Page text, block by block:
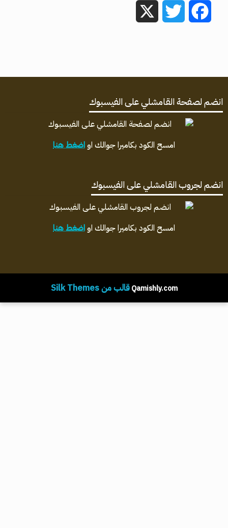
Facebook
Twitter
انضم لصفحة القامشلي على الفيسبوك
امسح الكود بكاميرا جوالك اواضغط هنا
انضم لجروب القامشلي على الفيسبوك
امسح الكود بكاميرا جوالك اواضغط هنا
Qamishly.com قالب من Silk Themes